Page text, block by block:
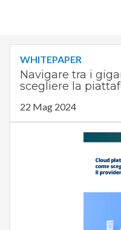
WHITEPAPER
Navigare tra i
scegliere la
22 Mag 2024